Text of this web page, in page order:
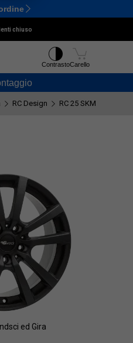
Ctrl M
chiuso
ContrastoCarello
RC Design RC 25 SKM
ed Gira